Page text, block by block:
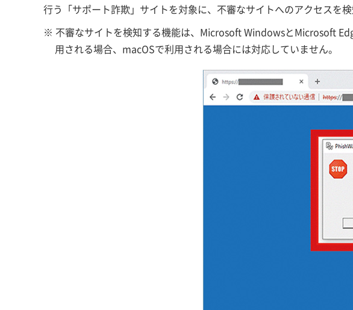
行う「サポート詐欺」サイトを対象に、不審なサイトへのアクセスを
※ 不審なサイトを検知する機能は、Microsoft WindowsとMicrosoft
用される場合、macOSで利用される場合には対応していません。